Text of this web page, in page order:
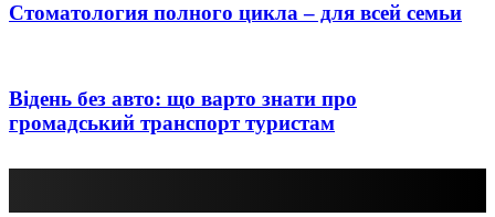
Стоматология полного цикла – для всей семьи
Відень без авто: що варто знати про
громадський транспорт туристам